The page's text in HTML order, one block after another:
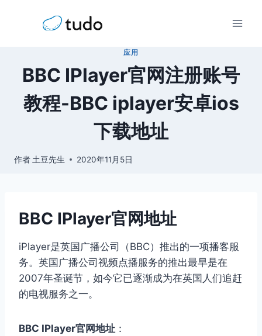
应用
BBC IPlayer官网注册账号
教程-BBC iplayer安卓ios
下载地址
作者 土豆先生 2020年11月5日
BBC IPlayer官网地址
iPlayer是英国广播公司（BBC）推出的一项播客服
务。英国广播公司视频点播服务的推出最早是在
2007年圣诞节，如今它已逐渐成为在英国人们追赶
的电视服务之一。
BBC IPlayer官网地址 ：